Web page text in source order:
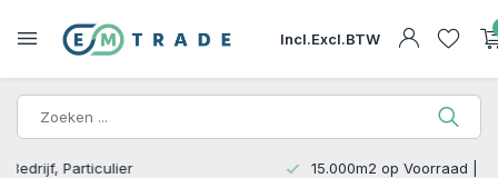
Incl.Excl.BTW
15.000m2 op Voorraad | Bezorgen of Afhalen